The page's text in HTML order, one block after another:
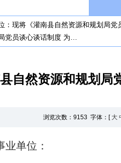
现将《灌南县自然资源和规划局
党员谈心谈话制度 为…
自然资源和规划局
浏览次数： 9153 字体：[ 大
单位：